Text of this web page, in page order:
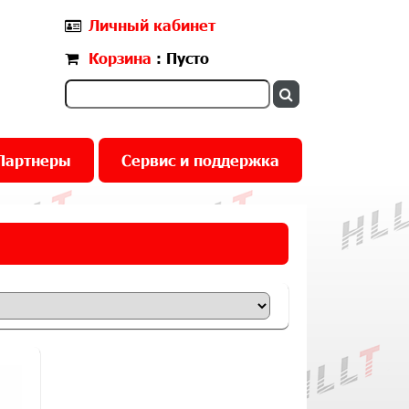
Личный кабинет
Корзина : Пусто
Сервис и поддержка